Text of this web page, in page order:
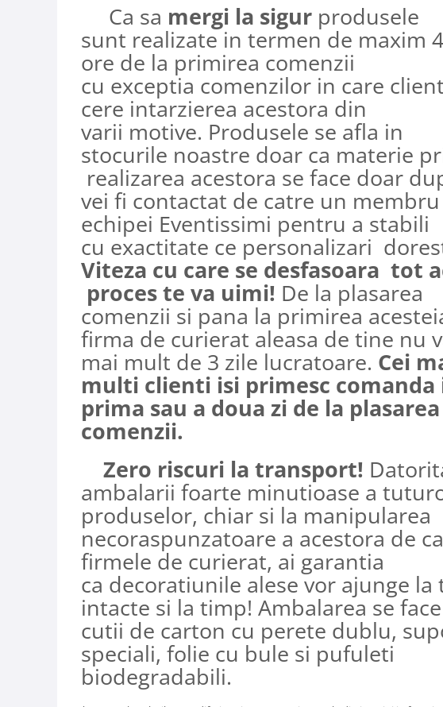
Ca sa mergi la sigur produsele
sunt realizate in termen de maxim
ore de la primirea comenzii
cu exceptia comenzilor in care
cere intarzierea acestora din
varii motive. Produsele se afla in
stocurile noastre doar ca materie
realizarea acestora se face doar
vei fi contactat de catre un membru
echipei Eventissimi pentru a stabili
cu exactitate ce personalizari
Viteza cu care se desfasoara tot
proces te va uimi! De la plasarea
comenzii si pana la primirea
firma de curierat aleasa de tine nu
mai mult de 3 zile lucratoare. Cei
multi clienti isi primesc comanda
prima sau a doua zi de la plasarea
comenzii.
Zero riscuri la transport!
ambalarii foarte minutioase a
produselor, chiar si la manipularea
necoraspunzatoare a acestora de
firmele de curierat, ai garantia
ca decoratiunile alese vor ajunge la
intacte si la timp! Ambalarea se
cutii de carton cu perete dublu,
speciali, folie cu bule si pufuleti
biodegradabili.